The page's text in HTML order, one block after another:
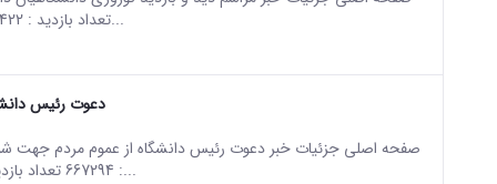
تعداد بازدید : 6422 مراسم دید و بازدید نوروزی دانشگاهیان دانشگاه اراک برگزار...
دعوت رئیس
version of this content.
: 667294 تعداد بازدید : 7009 بسم الله الرّحمن الرّحیم إنّ ربّک لبالمرصاد روز قدس...